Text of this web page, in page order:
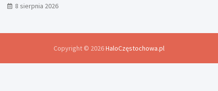
8 sierpnia 2026
Copyright © 2026HaloCzęstochowa.pl